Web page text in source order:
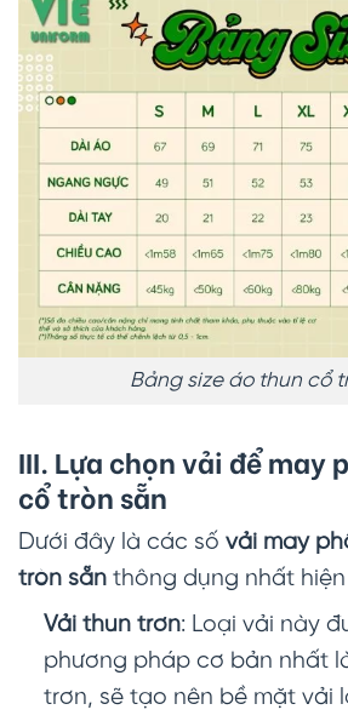
Bảng size áo thun cổ
III. Lựa chọn vải để may
cổ tròn sẵn
Dưới đây là các số vải may
tròn sẵn thông dụng nhất hiện
Vải thun trơn: Loại vải này
phương pháp cơ bản nhất
trơn, sẽ tạo nên bề mặt vải